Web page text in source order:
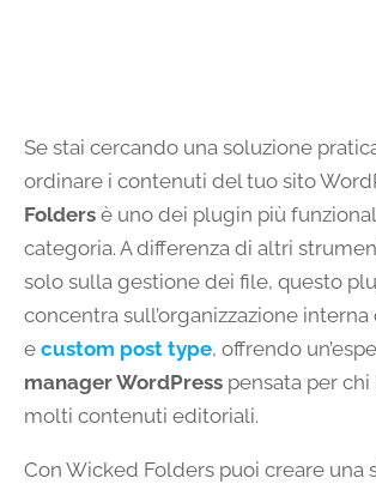
Se stai cercando una soluzione
ordinare i contenuti del tuo sito
Folders è uno dei plugin più
categoria. A differenza di altri
solo sulla gestione dei file, questo
concentra sull’organizzazione
e custom post type, offrendo
manager WordPress pensata per chi
molti contenuti editoriali.
Con Wicked Folders puoi creare una